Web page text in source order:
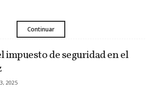
Continuar
impuesto de seguridad en el
2025